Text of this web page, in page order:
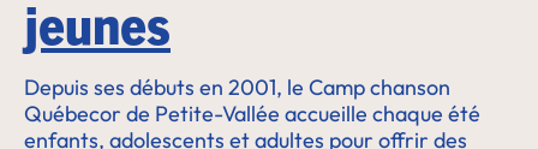
jeunes
Depuis ses débuts en 2001, le Camp chanson
Québecor de Petite-Vallée accueille chaque été
enfants, adolescents et adultes pour offrir des